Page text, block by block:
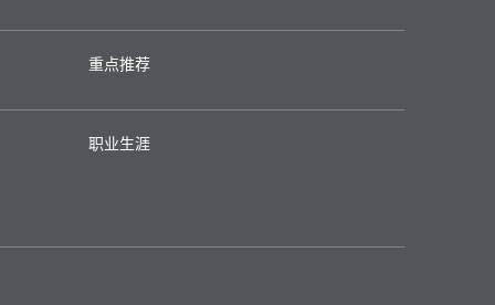
重点推荐
职业生涯